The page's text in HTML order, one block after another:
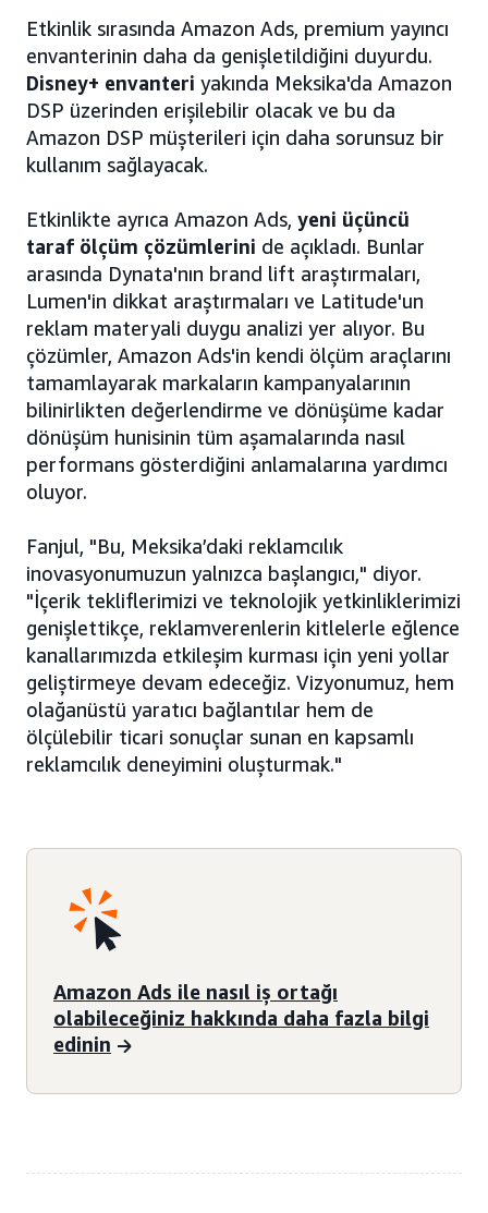
Etkinlik sırasında Amazon Ads, premium yayıncı
envanterinin daha da genişletildiğini duyurdu.
Disney+ envanteri yakında Meksika'da Amazon
DSP üzerinden erişilebilir olacak ve bu da
Amazon DSP müşterileri için daha sorunsuz bir
kullanım sağlayacak.
Etkinlikte ayrıca Amazon Ads, yeni üçüncü
taraf ölçüm çözümlerini de açıkladı. Bunlar
arasında Dynata'nın brand lift araştırmaları,
Lumen'in dikkat araştırmaları ve Latitude'un
reklam materyali duygu analizi yer alıyor. Bu
çözümler, Amazon Ads'in kendi ölçüm araçlarını
tamamlayarak markaların kampanyalarının
bilinirlikten değerlendirme ve dönüşüme kadar
dönüşüm hunisinin tüm aşamalarında nasıl
performans gösterdiğini anlamalarına yardımcı
oluyor.
Fanjul, "Bu, Meksika’daki reklamcılık
inovasyonumuzun yalnızca başlangıcı," diyor.
"İçerik tekliflerimizi ve teknolojik yetkinliklerimizi
genişlettikçe, reklamverenlerin kitlelerle eğlence
kanallarımızda etkileşim kurması için yeni yollar
geliştirmeye devam edeceğiz. Vizyonumuz, hem
olağanüstü yaratıcı bağlantılar hem de
ölçülebilir ticari sonuçlar sunan en kapsamlı
reklamcılık deneyimini oluşturmak."
Amazon Ads ile nasıl iş ortağı
olabileceğiniz hakkında daha fazla bilgi
edinin